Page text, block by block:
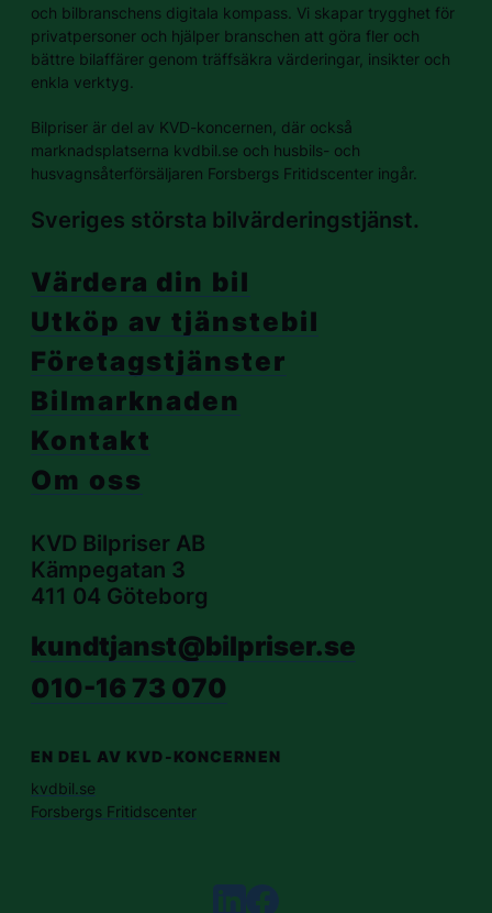
och bilbranschens digitala kompass. Vi skapar trygghet för
privatpersoner och hjälper branschen att göra fler och
bättre bilaffärer genom träffsäkra värderingar, insikter och
enkla verktyg.
Bilpriser är del av KVD-koncernen, där också
marknadsplatserna kvdbil.se och husbils- och
husvagnsåterförsäljaren Forsbergs Fritidscenter ingår.
Sveriges största bilvärderingstjänst.
Värdera din bil
Utköp av tjänstebil
Företagstjänster
Bilmarknaden
Kontakt
Om oss
KVD Bilpriser AB
Kämpegatan 3
411 04 Göteborg
kundtjanst@bilpriser.se
010-16 73 070
EN DEL AV KVD-KONCERNEN
kvdbil.se
Forsbergs Fritidscenter